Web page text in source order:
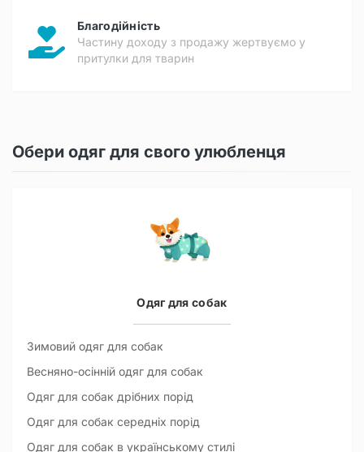
Благодійність
Частину доходу з продажу жертвуємо у
притулки для тварин
Обери одяг для свого улюбленця
Одяг для собак
Зимовий одяг для собак
Весняно-осінній одяг для собак
Одяг для собак дрібних порід
Одяг для собак середніх порід
Одяг для собак в українському стилі